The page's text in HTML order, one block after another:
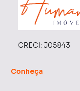
CRECI: J05843
Conheça